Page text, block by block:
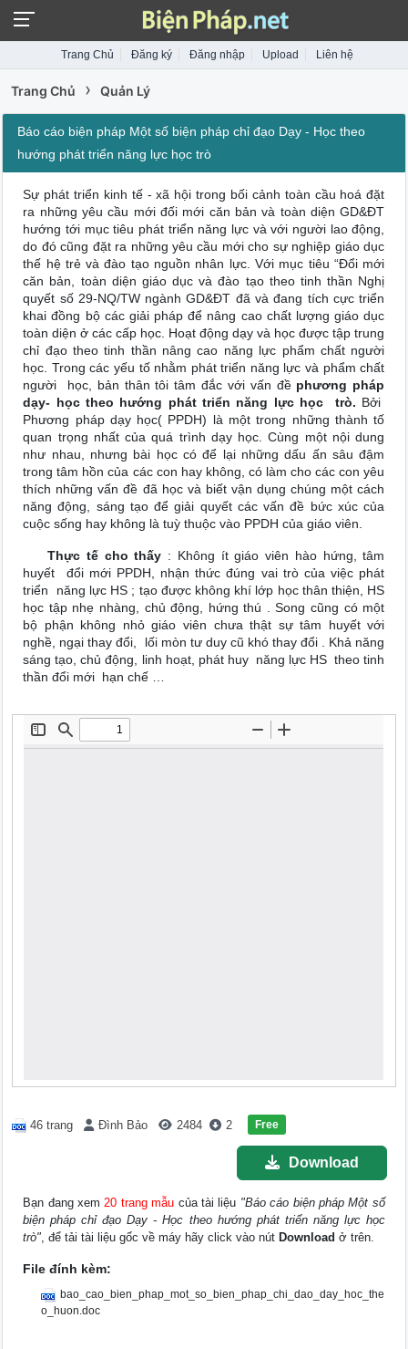
Trang Chủ Đăng ký Đăng nhập Upload Liên hệ
Trang Chủ › Quản Lý
Báo cáo biện pháp Một số biện pháp chỉ đạo Dạy - Học theo
hướng phát triển năng lực học trò
Sự phát triển kinh tế - xã hội trong bối cảnh toàn cầu hoá đặt
ra những yêu cầu mới đối mới căn bản và toàn diện GD&ĐT
hướng tới mục tiêu phát triển năng lực và với người lao động,
do đó cũng đặt ra những yêu cầu mới cho sự nghiệp giáo dục
thế hệ trẻ và đào tạo nguồn nhân lực. Với mục tiêu “Đổi mới
căn bản, toàn diện giáo dục và đào tạo theo tinh thần Nghị
quyết số 29-NQ/TW ngành GD&ĐT đã và đang tích cực triển
khai đồng bộ các giải pháp để nâng cao chất lượng giáo dục
toàn diện ở các cấp học. Hoạt động dạy và học được tập trung
chỉ đạo theo tinh thần nâng cao năng lực phẩm chất người
học. Trong các yếu tố nhằm phát triển năng lực và phẩm chất
người học, bản thân tôi tâm đắc với vấn đề phương pháp
dạy- học theo hướng phát triển năng lực học trò. Bởi
Phương pháp dạy học( PPDH) là một trong những thành tố
quan trọng nhất của quá trình dạy học. Cùng một nội dung
như nhau, nhưng bài học có để lại những dấu ấn sâu đậm
trong tâm hồn của các con hay không, có làm cho các con yêu
thích những vấn đề đã học và biết vận dụng chúng một cách
năng động, sáng tạo để giải quyết các vấn đề bức xúc của
cuộc sống hay không là tuỳ thuộc vào PPDH của giáo viên.
Thực tế cho thấy : Không ít giáo viên hào hứng, tâm
huyết đổi mới PPDH, nhận thức đúng vai trò của việc phát
triển năng lực HS ; tạo được không khí lớp học thân thiện, HS
học tập nhẹ nhàng, chủ động, hứng thú . Song cũng có một
bộ phận không nhỏ giáo viên chưa thật sự tâm huyết với
nghề, ngại thay đổi, lối mòn tư duy cũ khó thay đổi . Khả năng
sáng tạo, chủ động, linh hoạt, phát huy năng lực HS theo tinh
thần đổi mới hạn chế …
46 trang Đình Bảo 2484 2 Free
Download
Bạn đang xem20 trang mẫu của tài liệu "Báo cáo biện pháp Một số
biện pháp chỉ đạo Dạy - Học theo hướng phát triển năng lực học
trò", để tải tài liệu gốc về máy hãy click vào nút Download ở trên.
File đính kèm:
bao_cao_bien_phap_mot_so_bien_phap_chi_dao_day_hoc_the
o_huon.doc